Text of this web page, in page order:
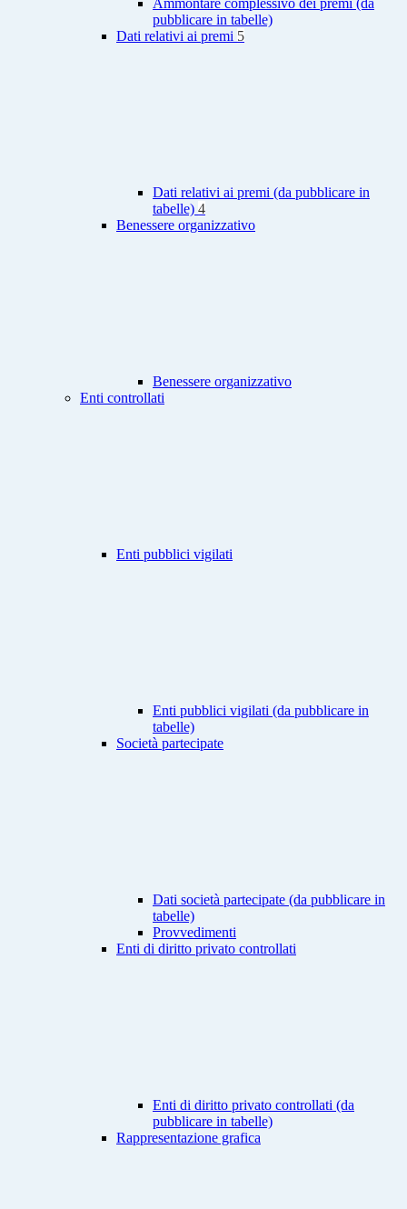
Ammontare complessivo dei premi (da
pubblicare in tabelle)
Dati relativi ai premi 5
Dati relativi ai premi (da pubblicare in
tabelle) 4
Benessere organizzativo
Benessere organizzativo
Enti controllati
Enti pubblici vigilati
Enti pubblici vigilati (da pubblicare in
tabelle)
Società partecipate
Dati società partecipate (da pubblicare in
tabelle)
Provvedimenti
Enti di diritto privato controllati
Enti di diritto privato controllati (da
pubblicare in tabelle)
Rappresentazione grafica